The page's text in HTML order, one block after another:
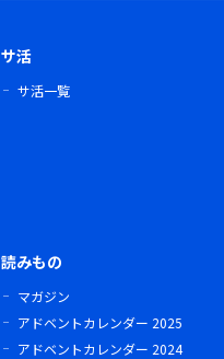
サ活
サ活一覧
読みもの
マガジン
アドベントカレンダー 2025
アドベントカレンダー 2024